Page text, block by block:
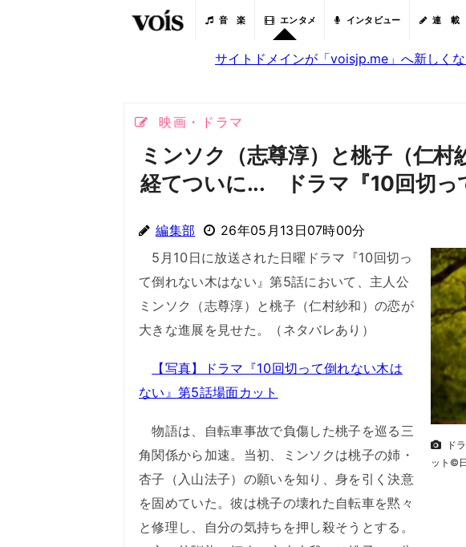
音 楽 エンタメ インタビュー 連 載
サイトドメインが「voisjp.me」へ新しく
映画・ドラマ
ミンソク（志尊淳）と桃子（仁村
経てついに... ドラマ『10回切っ
編集部 26年05月13日07時00分
ド
ット©
5月10日に放送された日曜ドラマ『10回切っ
て倒れない木はない』第5話において、主人公
ミンソク（志尊淳）と桃子（仁村紗和）の恋が
大きな進展を見せた。（ネタバレあり）
【写真】ドラマ『10回切って倒れない木は
ない』第5話場面カット
物語は、自転車事故で負傷した桃子を巡る三
角関係から加速。当初、ミンソクは桃子の姉・
杏子（入山法子）の願いを知り、身を引く決意
を固めていた。彼は桃子の壊れた自転車を黙々
と修理し、自分の気持ちを押し殺そうとする。